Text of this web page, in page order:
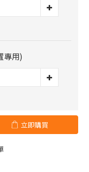
專用)
立即購買